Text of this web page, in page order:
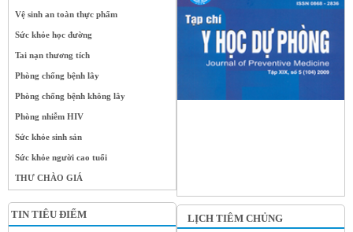
Vệ sinh an toàn thực phẩm
Sức khỏe học đường
Tai nạn thương tích
Phòng chống bệnh lây
Phòng chống bệnh không lây
Phòng nhiễm HIV
Sức khỏe sinh sản
Sức khỏe người cao tuổi
THƯ CHÀO GIÁ
TIN TIÊU ĐIỂM LỊCH TIÊM CHỦNG